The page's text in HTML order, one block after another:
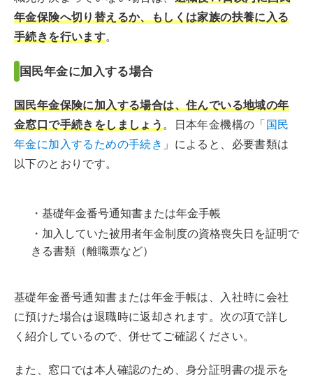
年金保険へ切り替えるか、もしくは家族の扶養に入る
手続きを行います。
国民年金に加入する場合
国民年金保険に加入する場合は、住んでいる地域の年
金窓口で手続きをしましょう。日本年金機構の「 国民
年金に加入するための手続き 」によると、必要書類は
以下のとおりです。
・基礎年金番号通知書または年金手帳
・加入していた被用者年金制度の資格喪失日を証明で
きる書類（離職票など）
基礎年金番号通知書または年金手帳は、入社時に会社
に預けた場合は退職時に返却されます。次の項で詳し
く紹介しているので、併せてご確認ください。
また、窓口では本人確認のため、身分証明書の提示を